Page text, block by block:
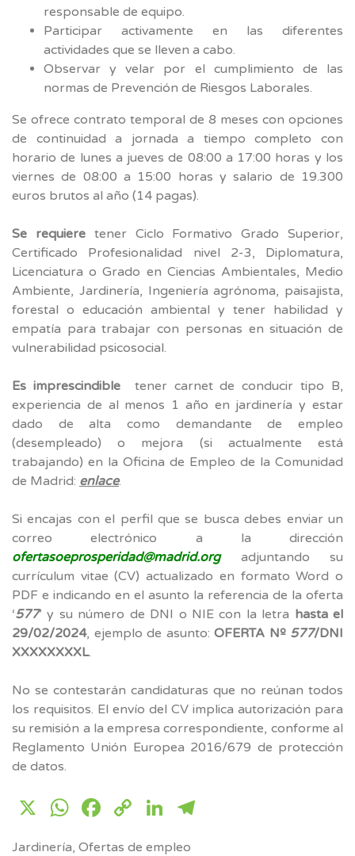
responsable de equipo.
Participar activamente en las diferentes
actividades que se lleven a cabo.
Observar y velar por el cumplimiento de las
normas de Prevención de Riesgos Laborales.
Se ofrece contrato temporal de 8 meses con opciones
de continuidad a jornada a tiempo completo con
horario de lunes a jueves de 08:00 a 17:00 horas y los
viernes de 08:00 a 15:00 horas y salario de 19.300
euros brutos al año (14 pagas).
Se requieretener Ciclo Formativo Grado Superior,
Certificado Profesionalidad nivel 2-3, Diplomatura,
Licenciatura o Grado en Ciencias Ambientales, Medio
Ambiente, Jardinería, Ingeniería agrónoma, paisajista,
forestal o educación ambiental y tener habilidad y
empatía para trabajar con personas en situación de
vulnerabilidad psicosocial.
Es imprescindibletener carnet de conducir tipo B,
experiencia de al menos 1 año en jardinería y estar
dado de alta como demandante de empleo
(desempleado) o mejora (si actualmente está
trabajando) en la Oficina de Empleo de la Comunidad
de Madrid: enlace.
Si encajas con el perfil que se busca debes enviar un
correo electrónico a la dirección
ofertasoeprosperidad@madrid.orgadjuntando su
currículum vitae (CV) actualizado en formato Word o
PDF e indicando en el asunto la referencia de la oferta
‘577’ y su número de DNI o NIE con la letra hasta el
29/02/2024, ejemplo de asunto: OFERTA Nº 577/DNI
XXXXXXXXL.
No se contestarán candidaturas que no reúnan todos
los requisitos. El envío del CV implica autorización para
su remisión a la empresa correspondiente, conforme al
Reglamento Unión Europea 2016/679 de protección
de datos.
X WhatsApp
Facebook
CopyLinkedIn
Jardinería, Ofertas de empleo